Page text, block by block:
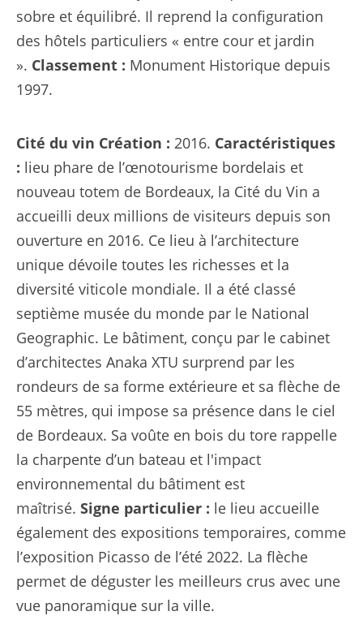
sobre et équilibré. Il reprend la configuration
des hôtels particuliers « entre cour et jardin
». Classement : Monument Historique depuis
1997.
Cité du vin Création : 2016. Caractéristiques
: lieu phare de l’œnotourisme bordelais et
nouveau totem de Bordeaux, la Cité du Vin a
accueilli deux millions de visiteurs depuis son
ouverture en 2016. Ce lieu à l’architecture
unique dévoile toutes les richesses et la
diversité viticole mondiale. Il a été classé
septième musée du monde par le National
Geographic. Le bâtiment, conçu par le cabinet
d’architectes Anaka XTU surprend par les
rondeurs de sa forme extérieure et sa flèche de
55 mètres, qui impose sa présence dans le ciel
de Bordeaux. Sa voûte en bois du tore rappelle
la charpente d’un bateau et l'impact
environnemental du bâtiment est
maîtrisé. Signe particulier : le lieu accueille
également des expositions temporaires, comme
l’exposition Picasso de l’été 2022. La flèche
permet de déguster les meilleurs crus avec une
vue panoramique sur la ville.